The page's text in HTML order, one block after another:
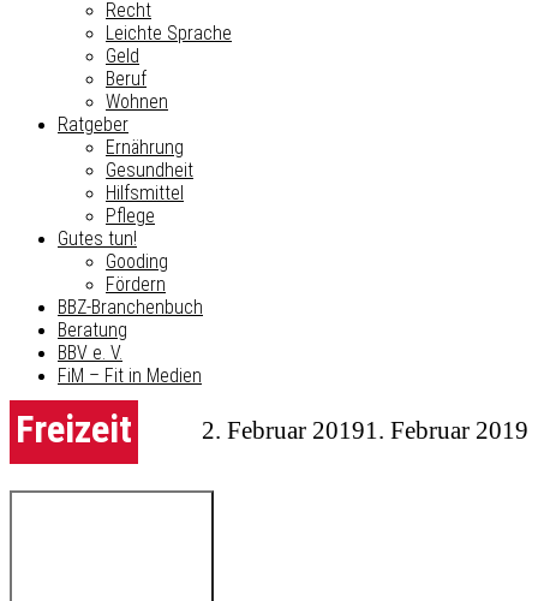
Recht
Leichte Sprache
Geld
Beruf
Wohnen
Ratgeber
Ernährung
Gesundheit
Hilfsmittel
Pflege
Gutes tun!
Gooding
Fördern
BBZ-Branchenbuch
Beratung
BBV e. V.
FiM – Fit in Medien
Freizeit 1. Februar 2019
2. Februar 2019